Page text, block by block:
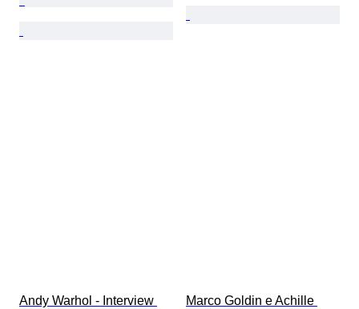
Andy Warhol - Interview
Marco Goldin e Achille